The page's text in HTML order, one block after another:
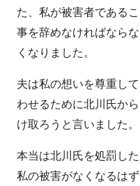
た、私が被害者である
事を辞めなければなら
くなりました。
夫は私の想いを尊重し
わせるために北川氏か
け取ろうと言いました。
本当は北川氏を処罰し
私の被害がなくなるは